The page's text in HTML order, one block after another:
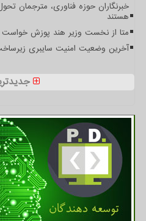
خبرنگاران حوزه فناوری، مترجمان
هستند
متا از نخست وزیر هند پوزش خواست
آخرین وضعیت امنیت سایبری